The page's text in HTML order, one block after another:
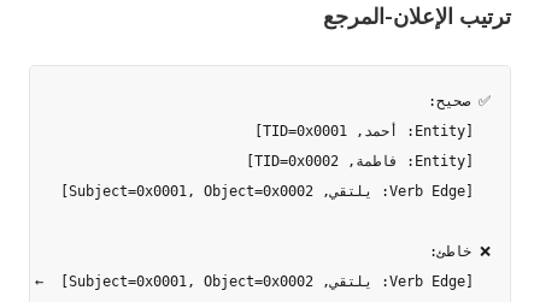
ترتيب الإعلان-المرجع